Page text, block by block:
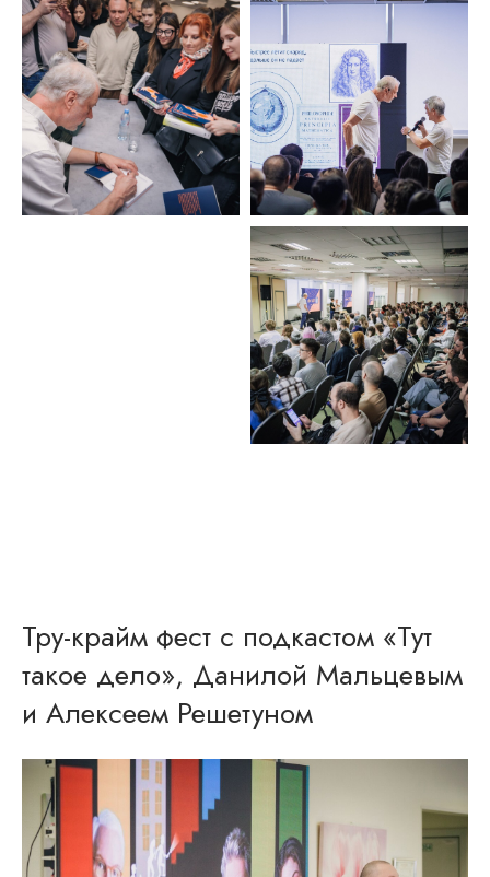
Тру-крайм фест с подкастом «Тут
такое дело», Данилой Мальцевым
и Алексеем Решетуном